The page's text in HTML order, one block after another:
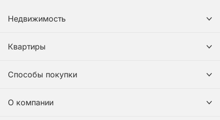
Недвижимость
Квартиры
Способы покупки
О компании